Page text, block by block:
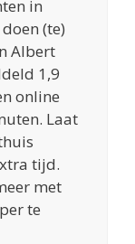
in
(te)
Albert
1,9
online
Laat
tijd.
met
te